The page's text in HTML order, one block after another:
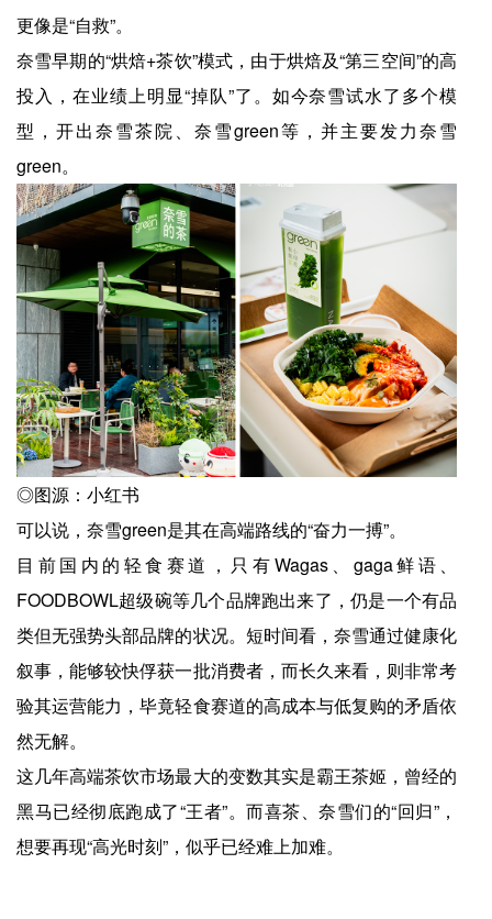
更像是“自救”。
奈雪早期的“烘焙+茶饮”模式，由于烘焙及“第三空间”的高
投入，在业绩上明显“掉队”了。如今奈雪试水了多个模
型，开出奈雪茶院、奈雪green等，并主要发力奈雪
green。
◎图源：小红书
可以说，奈雪green是其在高端路线的“奋力一搏”。
目前国内的轻食赛道，只有Wagas、gaga鲜语、
FOODBOWL超级碗等几个品牌跑出来了，仍是一个有品
类但无强势头部品牌的状况。短时间看，奈雪通过健康化
叙事，能够较快俘获一批消费者，而长久来看，则非常考
验其运营能力，毕竟轻食赛道的高成本与低复购的矛盾依
然无解。
这几年高端茶饮市场最大的变数其实是霸王茶姬，曾经的
黑马已经彻底跑成了“王者”。而喜茶、奈雪们的“回归”，
想要再现“高光时刻”，似乎已经难上加难。